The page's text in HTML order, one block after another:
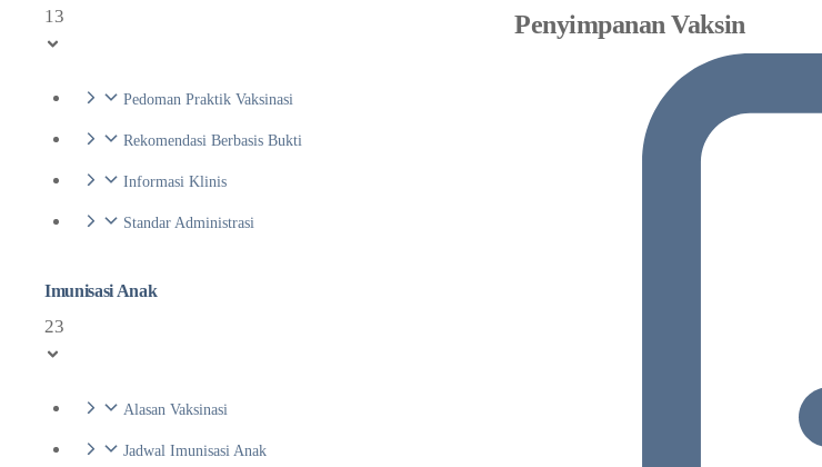
13
Pedoman Praktik Vaksinasi
Rekomendasi Berbasis Bukti
Informasi Klinis
Standar Administrasi
Imunisasi Anak
23
Alasan Vaksinasi
Jadwal Imunisasi Anak
Penyimpanan Vaksin